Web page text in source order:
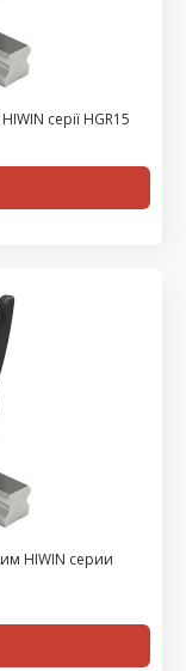
серії HGR15
HIWIN серии